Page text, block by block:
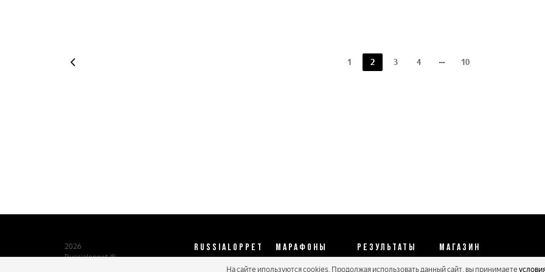
1 2 3 4 10
2026
Russialoppet ®
RUSSIALOPPET МАРАФОНЫ РЕЗУЛЬТАТЫ МАГАЗИН
Календарь 2026 Протоколы 2025 Реквизиты
На сайте ипользуются cookies. Продолжая использовать данный сайт, вы принимаете